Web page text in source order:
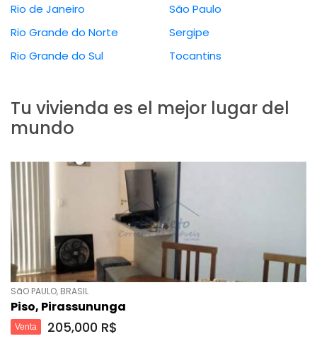
Rio de Janeiro
Rio Grande do Norte
Rio Grande do Sul
São Paulo
Sergipe
Tocantins
Tu vivienda es el mejor lugar del
mundo
SãO PAULO, BRASIL
Piso, Pirassununga
Venta 205,000 R$